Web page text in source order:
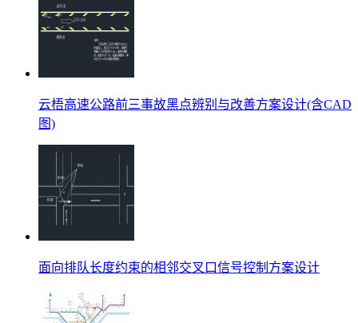
云梧高速公路前三事故黑点辨别与改善方案设计(含CAD
图)
面向排队长度约束的相邻交叉口信号控制方案设计